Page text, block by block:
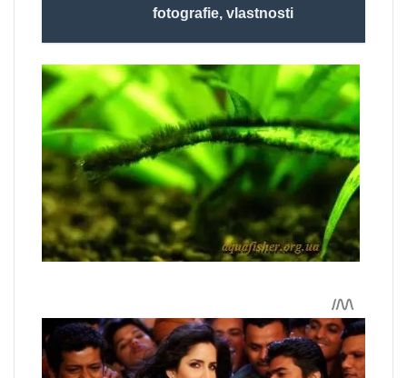
fotografie, vlastnosti